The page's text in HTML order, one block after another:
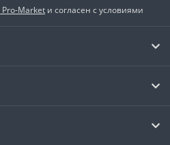
Market и согласен с условиями